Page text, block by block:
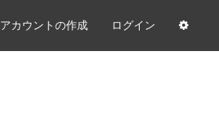
アカウントの作成 ログイン